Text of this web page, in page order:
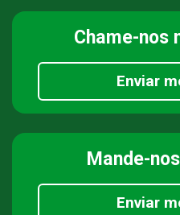
Chame-nos
Enviar
Mande-nos
Enviar